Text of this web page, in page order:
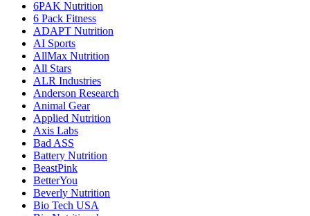
6PAK Nutrition
6 Pack Fitness
ADAPT Nutrition
AI Sports
AllMax Nutrition
All Stars
ALR Industries
Anderson Research
Animal Gear
Applied Nutrition
Axis Labs
Bad ASS
Battery Nutrition
BeastPink
BetterYou
Beverly Nutrition
Bio Tech USA